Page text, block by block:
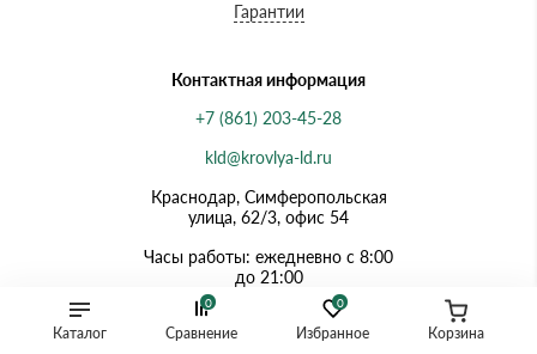
Каталог
0
Избранное
0
Сравнение Корзина
Гарантии
Контактная информация
+7 (861) 203-45-28
kld@krovlya-ld.ru
Краснодар, Симферопольская
улица, 62/3, офис 54
Часы работы: ежедневно с 8:00
до 21:00